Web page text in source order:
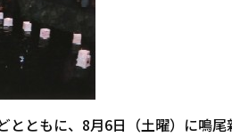
とともに、8月6日（土曜）に鳴尾